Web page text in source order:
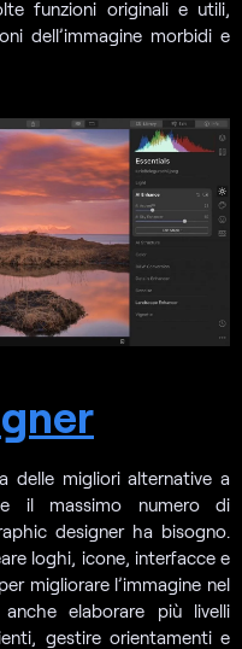
funzioni originali e utili,
dell’immagine morbidi e
delle migliori alternative a
il massimo numero di
designer ha bisogno.
loghi, icone, interfacce e
migliorare l’immagine nel
elaborare più livelli
gestire orientamenti e